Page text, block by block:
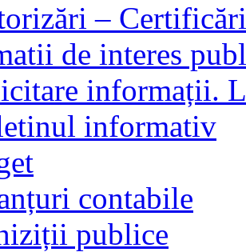
–
de interes
informații.
informativ
contabile
publice